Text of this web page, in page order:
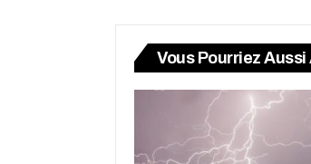
Vous Pourriez Aussi